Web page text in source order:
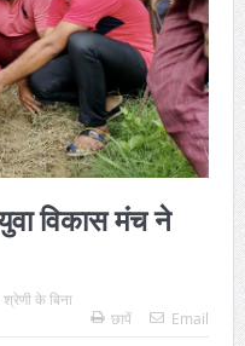
विकास मंच ने
श्रेणी के बिना
छापें
Email